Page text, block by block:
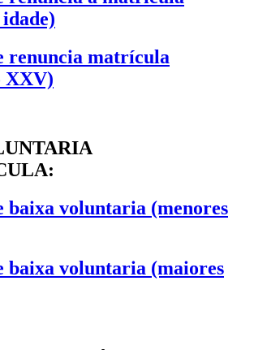
renuncia matrícula
XXV)
baixa voluntaria (menores
baixa voluntaria (maiores